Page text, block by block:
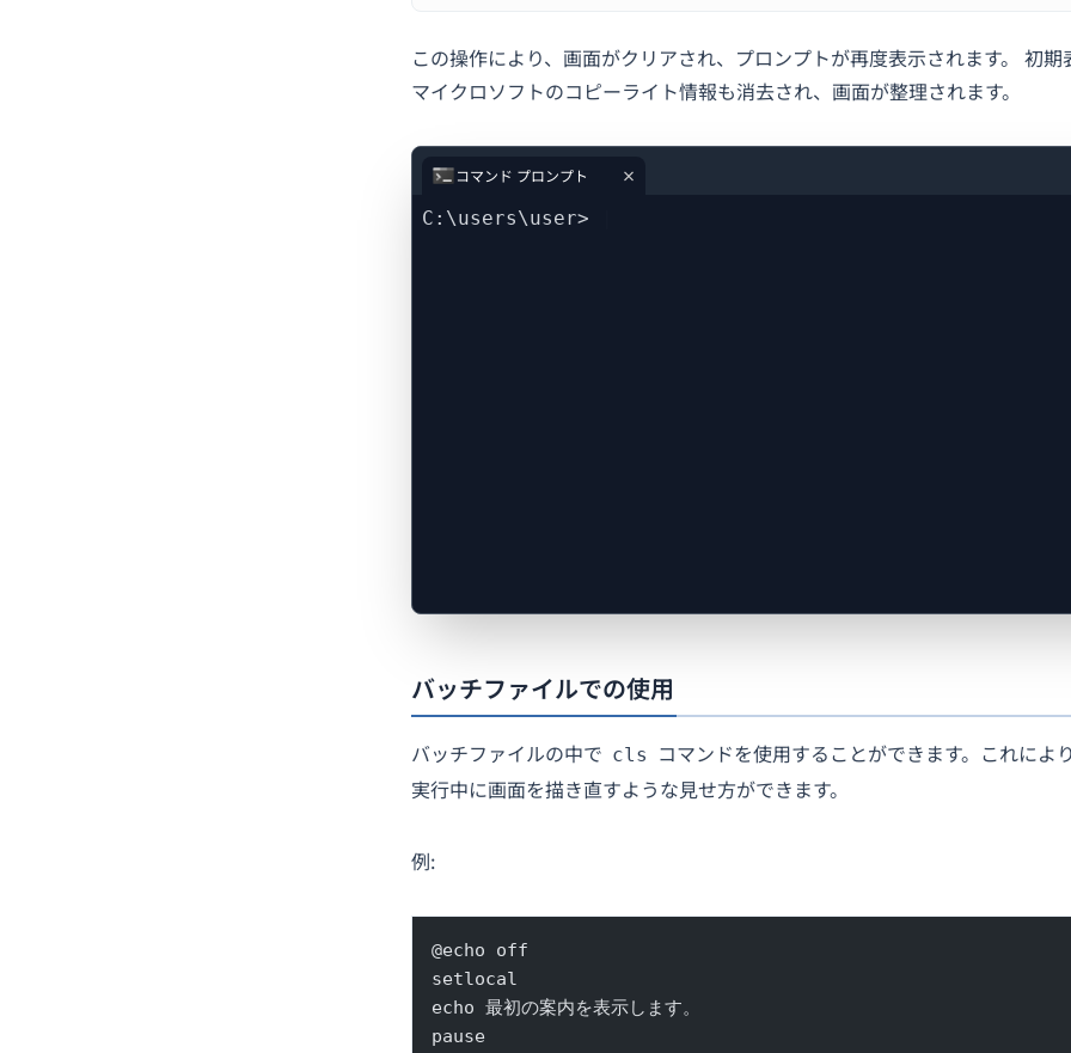
この操作により、画面がクリアされ、プロンプトが再度表示されます。 初
マイクロソフトのコピーライト情報も消去され、画面が整理されます。
コマンド プロンプト
C:\users\user>
バッチファイルでの使用
バッチファイルの中で cls
コマンドを使用することができます。これによ
実行中に画面を描き直すような見せ方ができます。
例:
@echo off
setlocal
echo 最初の案内を表示します。
pause